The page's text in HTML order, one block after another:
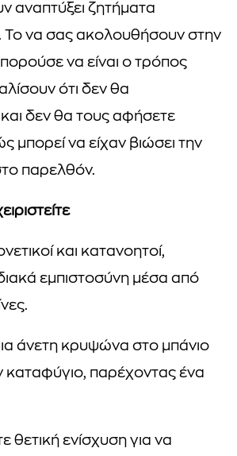
αναπτύξει ζητήματα
Το να σας ακολουθήσουν στην
να είναι ο τρόπος
ότι δεν θα
και δεν θα τους αφήσετε
μπορεί να είχαν βιώσει την
παρελθόν.
και κατανοητοί,
εμπιστοσύνη μέσα από
άνετη κρυψώνα στο μπάνιο
καταφύγιο, παρέχοντας ένα
θετική ενίσχυση για να